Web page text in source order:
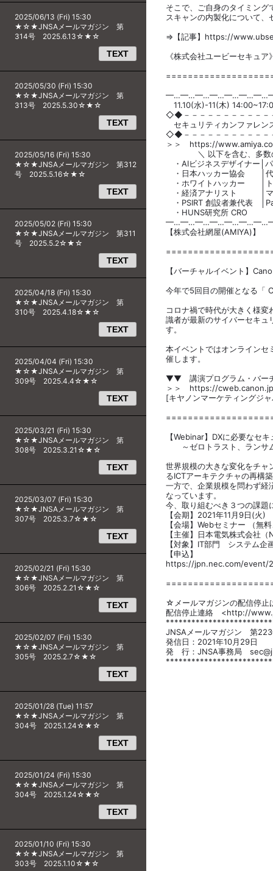
2025/06/13 (Fri) 15:30
★☆★JNSAメールマガジン 第
314号 2025.6.13☆★☆
TEXT
2025/05/30 (Fri) 15:30
★☆★JNSAメールマガジン 第
313号 2025.5.30☆★☆
TEXT
2025/05/16 (Fri) 15:30
★☆★JNSAメールマガジン 第312
号 2025.5.16☆★☆
TEXT
2025/05/02 (Fri) 15:30
★☆★JNSAメールマガジン 第311
号 2025.5.2☆★☆
TEXT
2025/04/18 (Fri) 15:30
★☆★JNSAメールマガジン 第
310号 2025.4.18☆★☆
TEXT
2025/04/04 (Fri) 15:30
★☆★JNSAメールマガジン 第
309号 2025.4.4☆★☆
TEXT
2025/03/21 (Fri) 15:30
★☆★JNSAメールマガジン 第
308号 2025.3.21☆★☆
TEXT
2025/03/07 (Fri) 15:30
★☆★JNSAメールマガジン 第
307号 2025.3.7☆★☆
TEXT
2025/02/21 (Fri) 15:30
★☆★JNSAメールマガジン 第
306号 2025.2.21☆★☆
TEXT
2025/02/07 (Fri) 15:30
★☆★JNSAメールマガジン 第
305号 2025.2.7☆★☆
TEXT
2025/01/28 (Tue) 11:57
★☆★JNSAメールマガジン 第
304号 2025.1.24☆★☆
TEXT
2025/01/24 (Fri) 15:30
★☆★JNSAメールマガジン 第
304号 2025.1.24☆★☆
TEXT
2025/01/10 (Fri) 15:30
★☆★JNSAメールマガジン 第
303号 2025.1.10☆★☆
そこで、ご自身のタイミング
スキャンの内製化について
⇒【記事】https://
《株式会社ユービーセキュア
11.10(水)-11(木)
◇◆－－－－－－－－－－－
セキュリティカンファレン
◇◆－－－－－－－－
＞＞ https://
＼ 以下を含む、多数の
・AIビジネスデザイナー│
・日本ハッカー協会 │代
・ホワイトハッカー │ト
・経済アナリスト │マ
・PSIRT 創設者兼代表
・HUNS研究所 CRO │
【株式会社網屋(AMIYA)】
【バーチャルイベント】
今年で5回目の開催となる
コロナ禍で時代が大きく様
識者が最新のサイバーセキュ
す。
本イベントではオンラインセ
催します。
▼▼ 講演プログラム・バー
＞＞ https://
[キヤノンマーケティングジ
【Webinar】DXに必要なセ
～ゼロトラスト、ランサ
世界規模の大きな変化をチャ
るICTアーキテクチャの再構
一方で、企業規模を問わず経
なっています。
今、取り組むべき３つの課題
【会期】2021年11月9日(
【会場】Webセミナー （無
【主催】日本電気株式会社（
【対象】IT部門 システム企
【申込】
https://jpn.nec.com/event/
☆メールマガジンの配信停止
配信停止連絡 <http://
JNSAメールマガジン 第
発信日：2021年10月29日
発 行：JNSA事務局